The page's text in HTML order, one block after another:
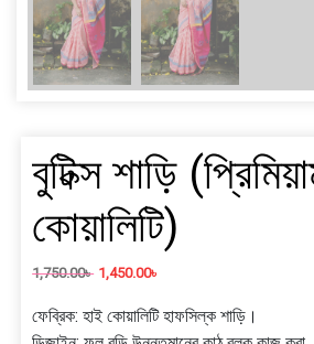
বুটিক্স শাড়ি
কোয়ালিটি)
1,750.00৳ 1,450.00৳
ফেব্রিক: হাই কোয়ালিটি হাফসিল্ক শাড়ি।